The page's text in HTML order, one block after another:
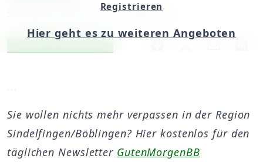
Samstag, 28. April 2012, 00:00 Uhr
Registrieren
Hier geht es zu weiteren Angeboten
Sie wollen nichts mehr verpassen in der Region
Sindelfingen/Böblingen? Hier kostenlos für den
täglichen Newsletter GutenMorgenBB